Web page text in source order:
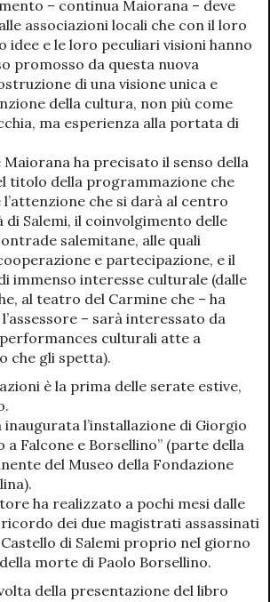
– continua Maiorana – deve
associazioni locali che con il loro
idee e le loro peculiari visioni hanno
promosso da questa nuova
di una visione unica e
della cultura, non più come
ma esperienza alla portata di
Maiorana ha precisato il senso della
titolo della programmazione che
che si darà al centro
Salemi, il coinvolgimento delle
salemitane, alle quali
e partecipazione, e il
immenso interesse culturale (dalle
al teatro del Carmine che – ha
– sarà interessato da
culturali atte a
che gli spetta).
è la prima delle serate estive,
inaugurata l’installazione di Giorgio
a Falcone e Borsellino” (parte della
del Museo della Fondazione
ha realizzato a pochi mesi dalle
dei due magistrati assassinati
di Salemi proprio nel giorno
morte di Paolo Borsellino.
della presentazione del libro